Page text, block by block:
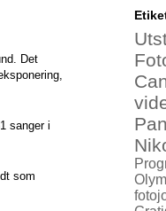
Det
sanger i
som